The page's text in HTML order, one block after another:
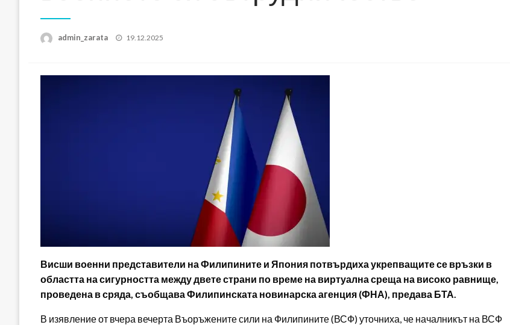
admin_zarata
Posted
19.12.2025
Висши военни представители на Филипините и Япония потвърдиха укрепващите се връзки в
областта на сигурността между двете страни по време на виртуална среща на високо равнище,
проведена в сряда, съобщава Филипинската новинарска агенция (ФНА), предава БТА.
В изявление от вчера вечерта Въоръжените сили на Филипините (ВСФ) уточниха, че началникът на ВСФ